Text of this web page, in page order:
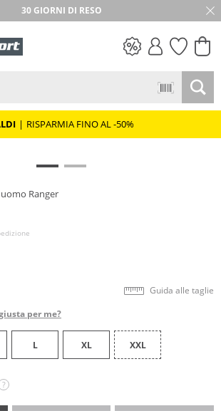
30 GIORNI DI RESO
| RISPARMIA FINO AL -50%
Ranger
Guida alle taglie
per me?
L XL XXL
?